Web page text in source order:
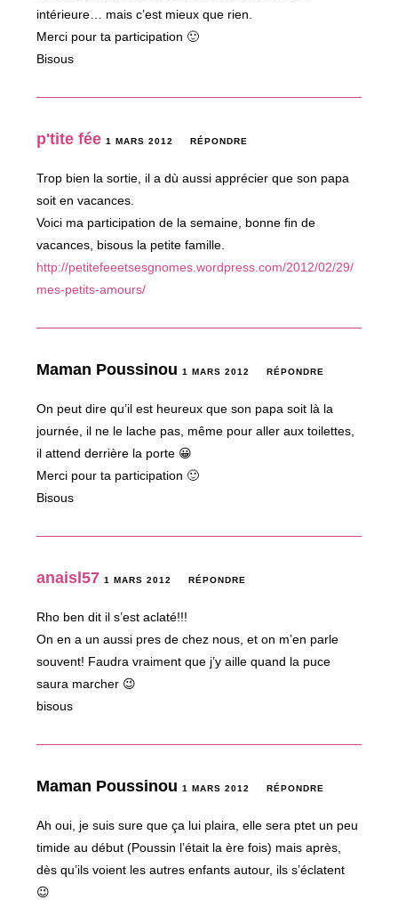
intérieure… mais c’est mieux que rien.
Merci pour ta participation 🙂
Bisous
p'tite fée 1 MARS 2012 RÉPONDRE
Trop bien la sortie, il a dù aussi apprécier que son papa
soit en vacances.
Voici ma participation de la semaine, bonne fin de
vacances, bisous la petite famille.
http://petitefeeetsesgnomes.wordpress.com/2012/02/29/
mes-petits-amours/
Maman Poussinou1 MARS 2012 RÉPONDRE
On peut dire qu’il est heureux que son papa soit là la
journée, il ne le lache pas, même pour aller aux toilettes,
il attend derrière la porte 😀
Merci pour ta participation 🙂
Bisous
anaisl57 1 MARS 2012 RÉPONDRE
Rho ben dit il s’est aclaté!!!
On en a un aussi pres de chez nous, et on m’en parle
souvent! Faudra vraiment que j’y aille quand la puce
saura marcher 😉
bisous
Maman Poussinou1 MARS 2012 RÉPONDRE
Ah oui, je suis sure que ça lui plaira, elle sera ptet un peu
timide au début (Poussin l’était la ère fois) mais après,
dès qu’ils voient les autres enfants autour, ils s’éclatent
😉